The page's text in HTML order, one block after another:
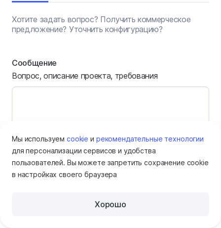
Хотите задать вопрос? Получить коммерческое
предложение? Уточнить конфигурацию?
Сообщение
Вопрос, описание проекта, требования
Имя
Мы используемcookie и рекомендательные технологии
для персонализации сервисов и удобства
пользователей. Вы можете запретить сохранение cookie
в настройках своего браузера
Хорошо